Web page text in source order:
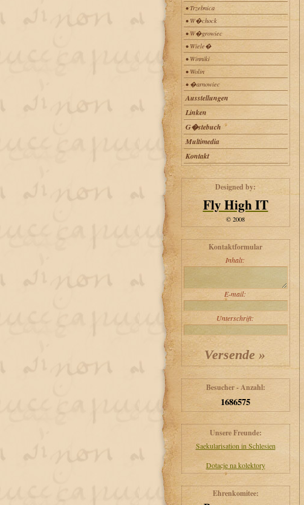
• Trzebnica
• W�chock
• W�growiec
• Wiele�
• Winniki
• Wolin
• �arnowiec
Ausstellungen
Linken
G�stebuch
Multimedia
Kontakt
Designed by:
Fly High IT
© 2008
Kontaktformular
Inhalt:
E-mail:
Unterschrift:
Besucher - Anzahl:
1686575
Unsere Freunde:
Saekularisation in Schlesien
Dotacje na kolektory
Ehrenkomitee: